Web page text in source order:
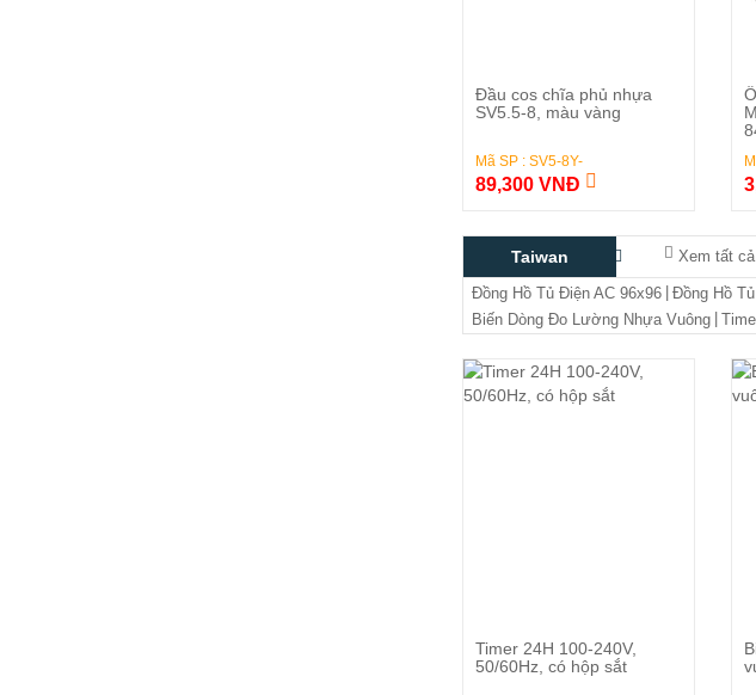
Đặt Hàng
Đầu cos chĩa phủ nhựa
SV5.5-8, màu vàng
Mã SP : SV5-8Y-
89,300 VNĐ
Taiwan Xem tất cả
Đồng Hồ Tủ Điện AC 96x96 Đồng Hồ
Biến Dòng Đo Lường Nhựa Vuông
Đặt Hàng
Timer 24H 100-240V,
50/60Hz, có hộp sắt